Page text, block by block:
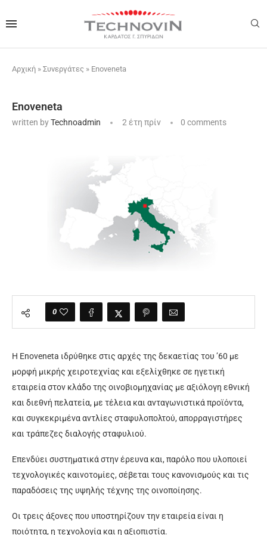
Αρχική » Συνεργάτες » Enoveneta
Enoveneta
written byTechnoadmin 2 έτη πρίν 0 comments
0
Η Enoveneta ιδρύθηκε στις αρχές της δεκαετίας του ’60 με
μορφή μικρής χειροτεχνίας και εξελίχθηκε σε ηγετική
εταιρεία στον κλάδο της οινοβιομηχανίας με αξιόλογη εθνική
και διεθνή πελατεία, με τέλεια και ανταγωνιστικά προϊόντα,
και συγκεκριμένα αντλίες σταφυλοπολτού, απορραγιστήρες
και τράπεζες διαλογής σταφυλιού.
Επενδύει συστηματικά στην έρευνα και, παρόλο που υλοποιεί
τεχνολογικές καινοτομίες, σέβεται τους κανονισμούς και τις
παραδόσεις της υψηλής τέχνης της οινοποίησης.
Οι τρεις άξονες που υποστηρίζουν την εταιρεία είναι η
ποιότητα, η τεχνολογία και η αξιοπιστία.